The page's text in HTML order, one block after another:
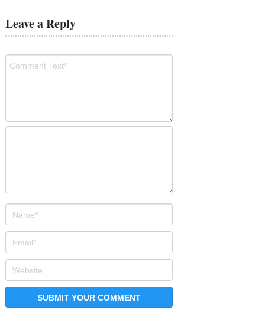
Leave a Reply